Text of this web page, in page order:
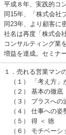
平成８年、実践的コ
同15年、「株式会社
同23年、より顧客に
社名は再度「株式会
コンサルティング業
増益を達成。セミナ
１．売れる営業マン
（１） 「考え方」
（２） 基本の徹底
（３） プラスへの
（４） 仕事への姿
（５） 得 ＜ 徳
（６） モチベーシ